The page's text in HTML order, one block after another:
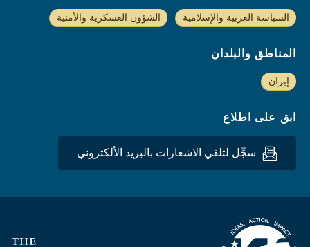
السياسة العربية والإسلامية الشؤون العسكرية والأمنية
المناطق والبلدان
إيران
ابق على اطلاع
سجِّل لتلقي الاشعارات بالبريد الألكتروني